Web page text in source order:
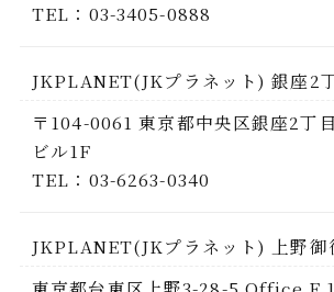
TEL：03-3405-0888
JKPLANET(JKプラネット) 銀座2
〒104-0061 東京都中央区銀座2丁
ビル1F
TEL：03-6263-0340
JKPLANET(JKプラネット) 上野御